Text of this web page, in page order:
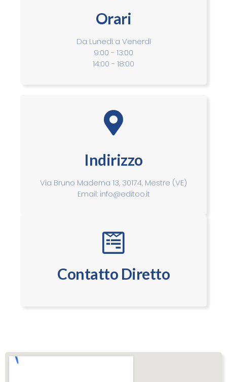
Orari
Da Lunedì a Venerdì
9:00 - 13:00
14:00 - 18:00
Indirizzo
Via Bruno Maderna 13, 30174, Mestre (VE)
Email: info@editoo.it
Contatto Diretto